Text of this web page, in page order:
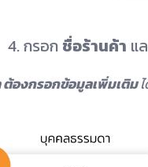
4. กรอกชื่อร้านค้า แ
องกรอกข้อมูลเพิ่มเติม